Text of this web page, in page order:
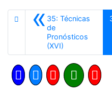
«35: Técnicas
de
Pronósticos
(XVI)